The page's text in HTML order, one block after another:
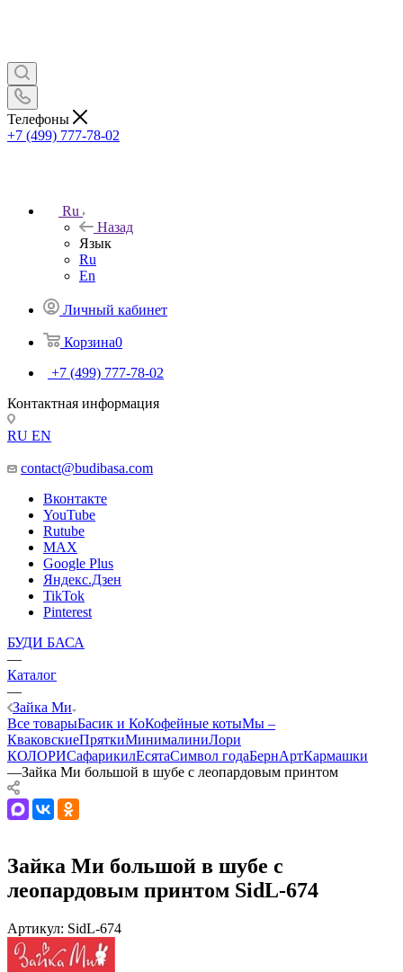
Телефоны
+7 (499) 777-78-02
Ru
Назад
Язык
Ru
En
Личный кабинет
Корзина0
+7 (499) 777-78-02
Контактная информация
RU EN
contact@budibasa.com
Вконтакте
YouTube
Rutube
MAX
Google Plus
Яндекс.Дзен
TikTok
Pinterest
БУДИ БАСА
—
Каталог
—
Зайка Ми
Все товарыБасик и КоКофейные котыМы –
КваковскиеПряткиМинималиниЛори
КОЛОРИСафарикилЕсятаСимвол годаБернАртКармашки
—Зайка Ми большой в шубе с леопардовым принтом
Зайка Ми большой в шубе с
леопардовым принтом SidL-674
Артикул: SidL-674